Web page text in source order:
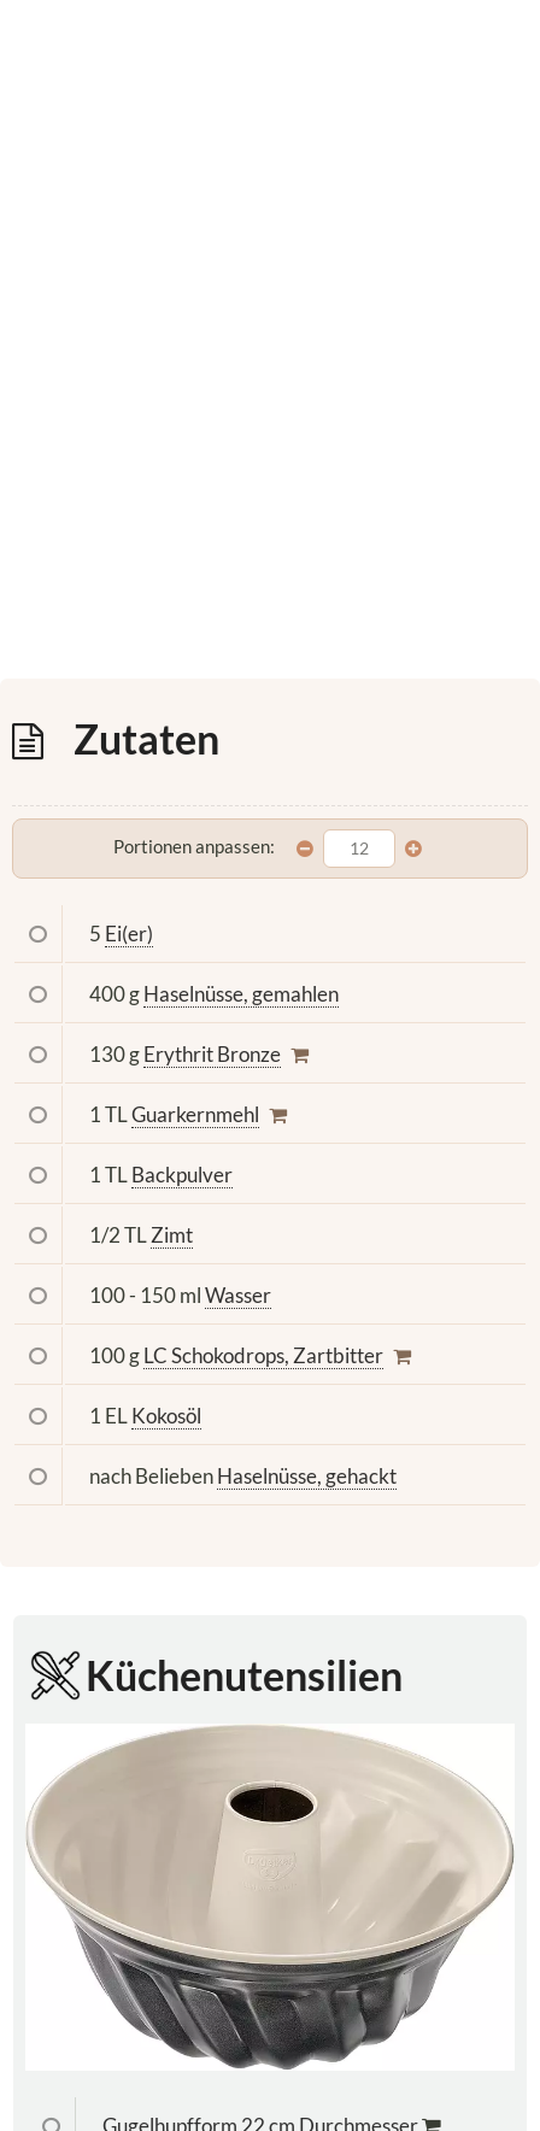
Zutaten
Portionen anpassen:
5 Ei(er)
400 gHaselnüsse, gemahlen
130 gErythrit Bronze
1 TLGuarkernmehl
1 TLBackpulver
1/2 TLZimt
100 - 150 mlWasser
100 gLC Schokodrops, Zartbitter
1 ELKokosöl
nach BeliebenHaselnüsse, gehackt
Küchenutensilien
Gugelhupfform 22 cm Durchmesser